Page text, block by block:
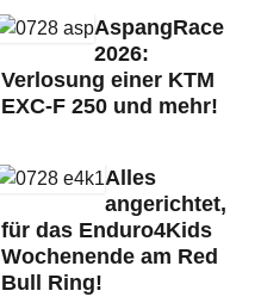
AspangRace
2026:
Verlosung einer KTM
EXC-F 250 und mehr!
Alles
angerichtet,
für das Enduro4Kids
Wochenende am Red
Bull Ring!